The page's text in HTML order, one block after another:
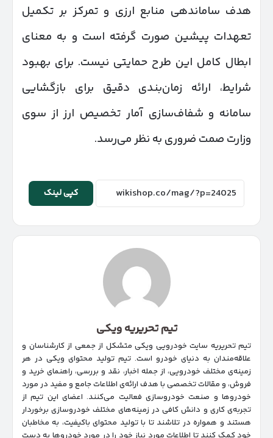
هدف ساماندهی منابع ارزی و تمرکز بر تکمیل
تعهدات پیشین صورت گرفته است و به معنای
ابطال کامل این طرح حمایتی نیست. برای بهبود
شرایط، ارائه زمان‌بندی دقیق برای بازگشایی
سامانه و شفاف‌سازی آمار تخصیص ارز از سوی
وزارت صمت ضروری به نظر می‌رسد.
کپی لینک
تیم تحریریه ویکی
تیم تحریریه سایت خودرویی ویکی متشکل از جمعی از کارشناسان و
علاقه‌مندان به دنیای خودرو است. تیم تولید محتوای ویکی در هر
زمینه‌‌ی مختلف خودرویی، از جمله اخبار، نقد و بررسی، راهنمای خرید و
فروش، و مقالات تخصصی با هدف ارائه‌ی اطلاعات جامع و مفید در مورد
خودروها و صنعت خودروسازی فعالیت می‌کنند. اعضای این تیم از
تجربه‌ی کاری و دانش کافی در زمینه‌های مختلف خودروسازی برخوردار
هستند و همواره در تلاشند تا با تولید محتوای باکیفیت، به مخاطبان